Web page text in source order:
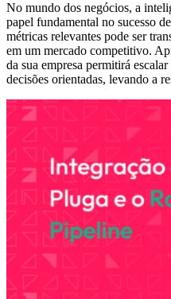
No mundo dos negócios, a
papel fundamental no sucesso
métricas relevantes pode ser
em um mercado competitivo.
da sua empresa permitirá
decisões orientadas, levando a